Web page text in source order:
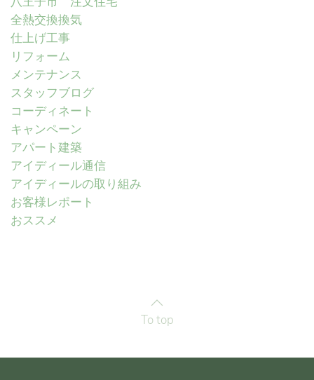
全熱交換換気
仕上げ工事
リフォーム
メンテナンス
スタッフブログ
コーディネート
キャンペーン
アパート建築
アイディール通信
アイディールの取り組み
お客様レポート
おススメ
To top